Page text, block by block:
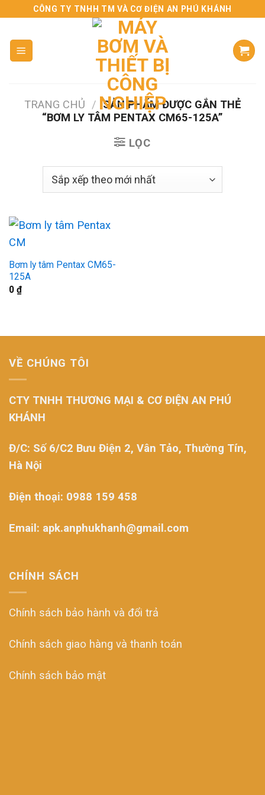
content
CÔNG TY TNHH TM VÀ CƠ ĐIỆN AN PHÚ KHÁNH
TRANG CHỦ / SẢN PHẨM ĐƯỢC GẮN THẺ
“BƠM LY TÂM PENTAX CM65-125A”
LỌC
Bơm ly tâm Pentax CM65-
125A
0 ₫
VỀ CHÚNG TÔI
CTY TNHH THƯƠNG MẠI & CƠ ĐIỆN AN PHÚ
KHÁNH
Đ/C: Số 6/C2 Bưu Điện 2, Vân Tảo, Thường Tín,
Hà Nội
Điện thoại: 0988 159 458
Email: apk.anphukhanh@gmail.com
CHÍNH SÁCH
Chính sách bảo hành và đổi trả
Chính sách giao hàng và thanh toán
Chính sách bảo mật